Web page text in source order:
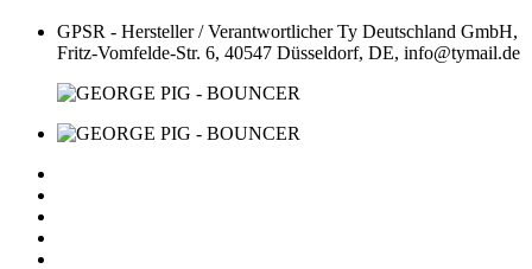
GPSR - Hersteller / Verantwortlicher Ty Deutschland GmbH,
Fritz-Vomfelde-Str. 6, 40547 Düsseldorf, DE, info@tymail.de